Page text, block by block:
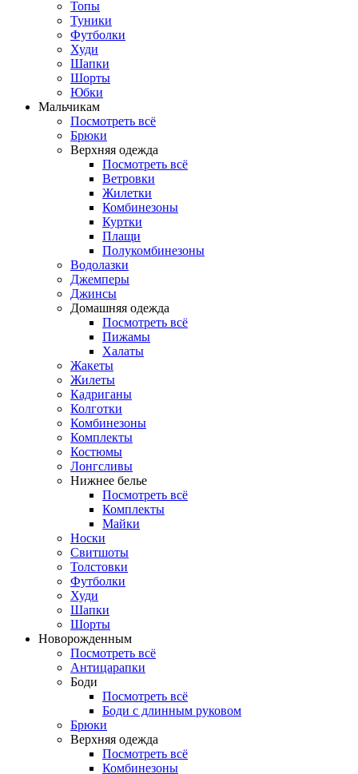
Топы
Туники
Футболки
Худи
Шапки
Шорты
Юбки
Мальчикам
Посмотреть всё
Брюки
Верхняя одежда
Посмотреть всё
Ветровки
Жилетки
Комбинезоны
Куртки
Плащи
Полукомбинезоны
Водолазки
Джемперы
Джинсы
Домашняя одежда
Посмотреть всё
Пижамы
Халаты
Жакеты
Жилеты
Кадриганы
Колготки
Комбинезоны
Комплекты
Костюмы
Лонгсливы
Нижнее белье
Посмотреть всё
Комплекты
Майки
Носки
Свитшоты
Толстовки
Футболки
Худи
Шапки
Шорты
Новорожденным
Посмотреть всё
Антицарапки
Боди
Посмотреть всё
Боди с длинным руковом
Брюки
Верхняя одежда
Посмотреть всё
Комбинезоны